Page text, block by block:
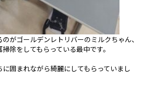
がゴールデンレトリバーのミルクちゃん、
除をしてもらっている最中です。
囲まれながら綺麗にしてもらっていまし